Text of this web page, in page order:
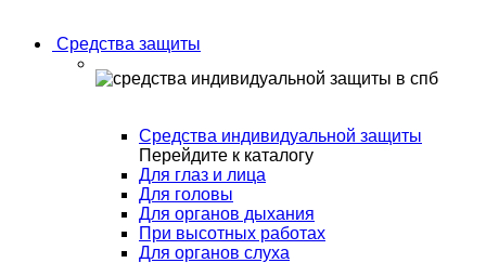
Средства защиты
Средства индивидуальной защиты
Перейдите к каталогу
Для глаз и лица
Для головы
Для органов дыхания
При высотных работах
Для органов слуха